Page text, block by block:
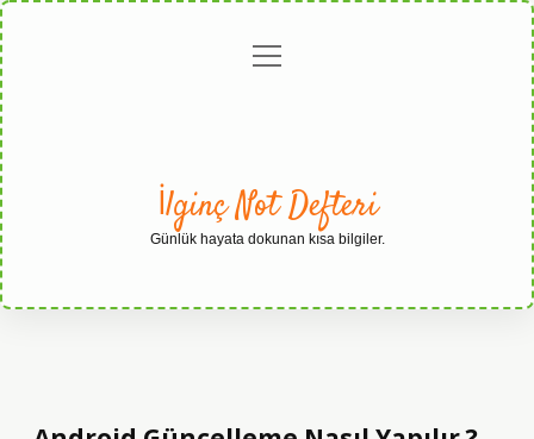
Gizlilikmenüyü
İlginç Not Defteri
Günlük hayata dokunan kısa bilgiler.